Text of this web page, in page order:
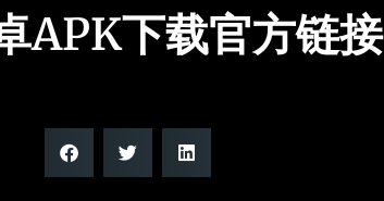
APK下载官方链接